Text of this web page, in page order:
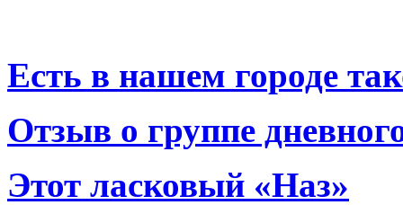
Есть в нашем городе
Отзыв о группе
Этот ласковый «Наз»